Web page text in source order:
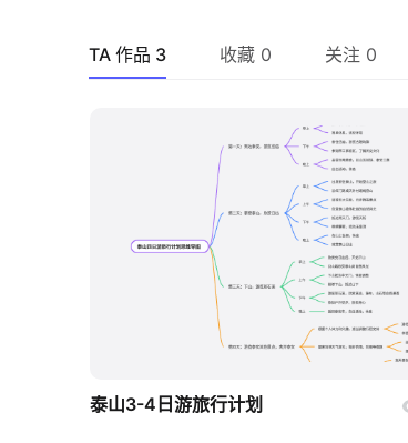
TA 作品 3 收藏 0 关注 0
boardmix
泰山3-4日游旅行计划